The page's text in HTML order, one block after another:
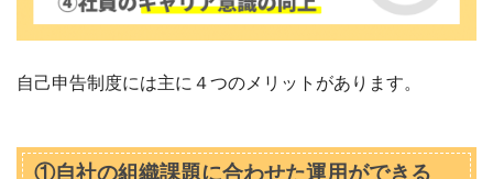
自己申告制度には主に４つのメリットがあります。
①自社の組織課題に合わせた運用ができる